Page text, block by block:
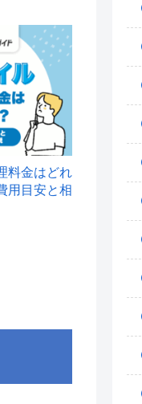
料金はどれ
用目安と相